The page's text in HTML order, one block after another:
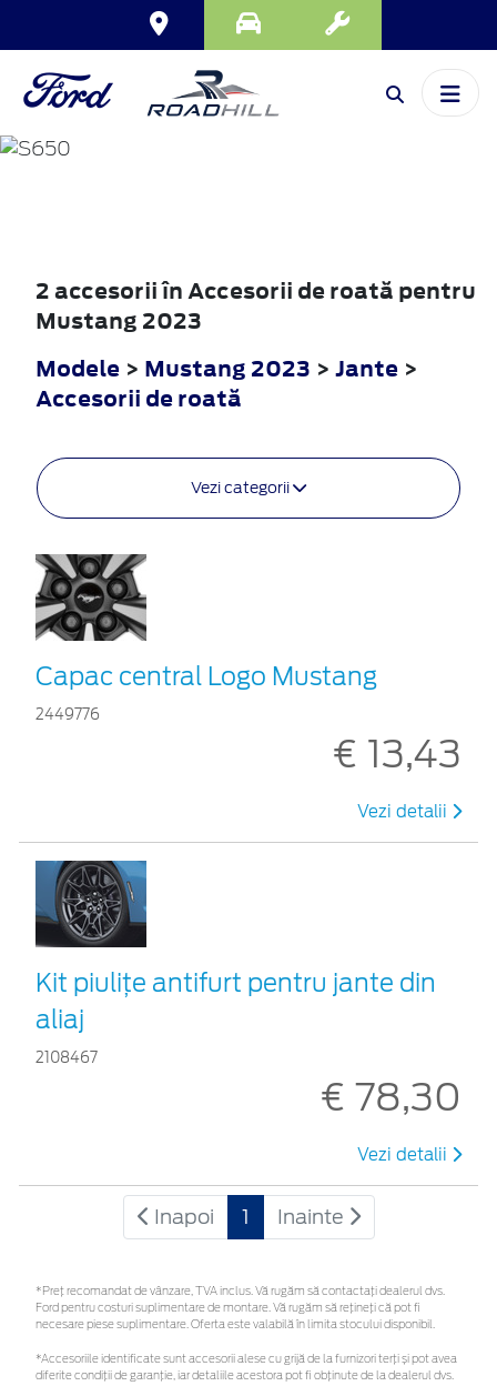
MUSTANG
2 accesorii în Accesorii de roată pentru
Mustang 2023
Modele > Mustang 2023 > Jante >
Accesorii de roată
Vezi categorii
Capac central Logo Mustang
2449776
€ 13,43
Vezi detalii
Kit piuliţe antifurt pentru jante din
aliaj
2108467
€ 78,30
Vezi detalii
Inapoi 1 Inainte
*Preţ recomandat de vânzare, TVA inclus. Vă rugăm să contactaţi dealerul dvs.
Ford pentru costuri suplimentare de montare. Vă rugăm să rețineți că pot fi
necesare piese suplimentare. Oferta este valabilă în limita stocului disponibil.
*Accesoriile identificate sunt accesorii alese cu grijă de la furnizori terți și pot avea
diferite condiții de garanție, iar detaliile acestora pot fi obținute de la dealerul dvs.